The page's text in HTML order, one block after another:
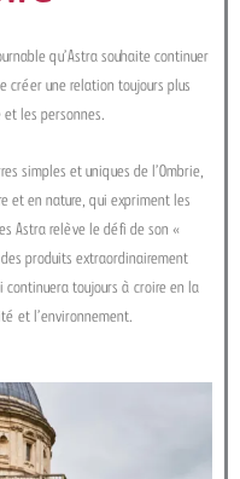
qu’Astra souhaite continuer
créer une relation toujours plus
les personnes.
simples et uniques de l’Ombrie,
et en nature, qui expriment les
Astra relève le défi de son «
produits extraordinairement
toujours à croire en la
et l’environnement.